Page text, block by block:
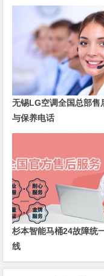
无锡LG空调全国总部售
与保养电话
杉本智能马桶24故障统
线